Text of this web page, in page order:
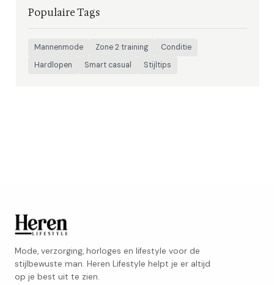
Populaire Tags
Mannenmode Zone 2 training
Conditie
Hardlopen
Smart casual Stijltips
Mode, verzorging, horloges en lifestyle voor de
stijlbewuste man. Heren Lifestyle helpt je er altijd
op je best uit te zien.